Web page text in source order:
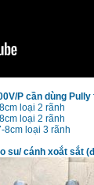
P cần dùng
loại 2 rãnh
loại 2 rãnh
loại 3 rãnh
su/ cánh xoắt sắt